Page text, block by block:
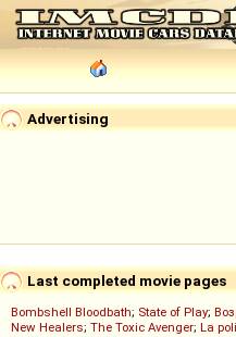
Advertising
Last completed movie pages
Bombshell Bloodbath; State of Play;
New Healers; The Toxic Avenger; La